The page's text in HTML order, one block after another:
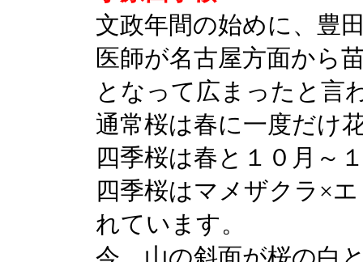
文政年間の始めに、豊
医師が名古屋方面から
となって広まったと言
通常桜は春に一度だけ
四季桜は春と１０月～
四季桜はマメザクラ×
れています。